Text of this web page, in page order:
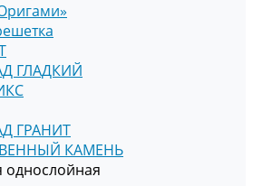
ГЛАДКИЙ
ГРАНИТ
КАМЕНЬ